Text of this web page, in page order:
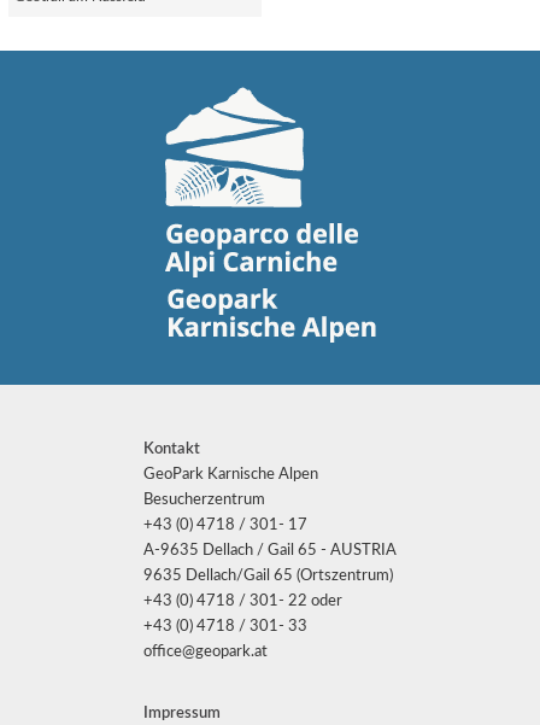
Kontakt
GeoPark Karnische Alpen
Besucherzentrum
+43 (0) 4718 / 301- 17
A-9635 Dellach / Gail 65 - AUSTRIA
9635 Dellach/Gail 65 (Ortszentrum)
+43 (0) 4718 / 301- 22 oder
+43 (0) 4718 / 301- 33
office@geopark.at
Impressum